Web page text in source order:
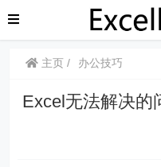
主页 办公技巧
​​Excel无法解决的